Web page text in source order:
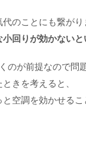
のことにも繋がり
回りが効かない
のが前提なので問
きを考えると、
空調を効かせるこ